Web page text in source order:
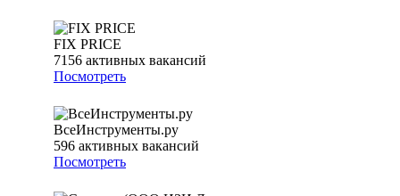
FIX PRICE
7156 активных вакансий
Посмотреть
ВсеИнструменты.ру
596 активных вакансий
Посмотреть